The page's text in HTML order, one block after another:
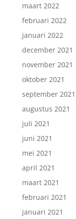
maart 2022
februari 2022
januari 2022
december 2021
november 2021
oktober 2021
september 2021
augustus 2021
juli 2021
juni 2021
mei 2021
april 2021
maart 2021
februari 2021
januari 2021